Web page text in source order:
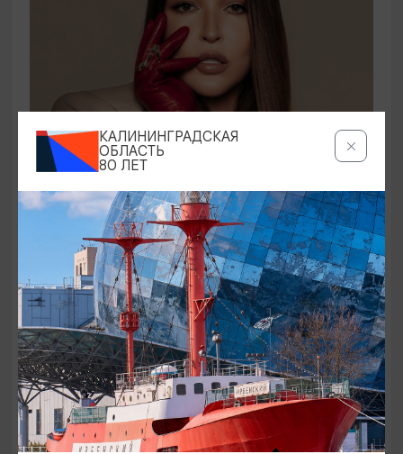
КОНЦЕРТЫ
Ирина Дубцова
21.08.2026 19:00
Светлогорск, Театр эстрады «Янтарь-холл»
ОТ 60₽
КАЛИНИНГРАДСКАЯ
ОБЛАСТЬ
80 ЛЕТ